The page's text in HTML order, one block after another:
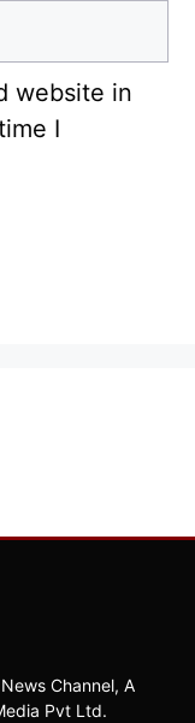
website in
I
Channel, A
Pvt Ltd.